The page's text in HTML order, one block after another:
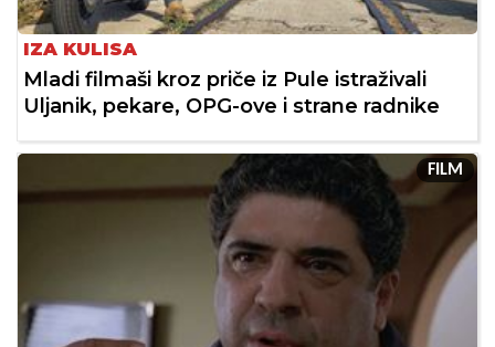
IZA KULISA
Mladi filmaši kroz priče iz Pule istraživali
Uljanik, pekare, OPG-ove i strane radnike
FILM